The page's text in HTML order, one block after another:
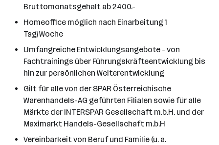
Bruttomonatsgehalt ab 2400.-
Homeoffice möglich nach Einarbeitung 1
Tag/Woche
Umfangreiche Entwicklungsangebote - von
Fachtrainings über Führungskräfteentwicklung bis
hin zur persönlichen Weiterentwicklung
Gilt für alle von der SPAR Österreichische
Warenhandels-AG geführten Filialen sowie für alle
Märkte der INTERSPAR Gesellschaft m.b.H. und der
Maximarkt Handels-Gesellschaft m.b.H
Vereinbarkeit von Beruf und Familie (u. a.